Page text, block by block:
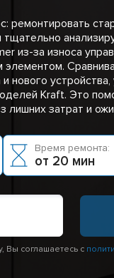
ремонтировать
из-за износа
элементом.
нового
Kraft. Это
лишних затрат и
Время ремонта:
от 20 мин
Вы соглашаетесь с